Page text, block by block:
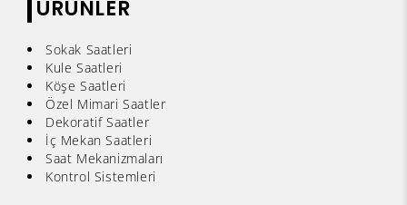
ÜRÜNLER
Sokak Saatleri
Kule Saatleri
Köşe Saatleri
Özel Mimari Saatler
Dekoratif Saatler
İç Mekan Saatleri
Saat Mekanizmaları
Kontrol Sistemleri